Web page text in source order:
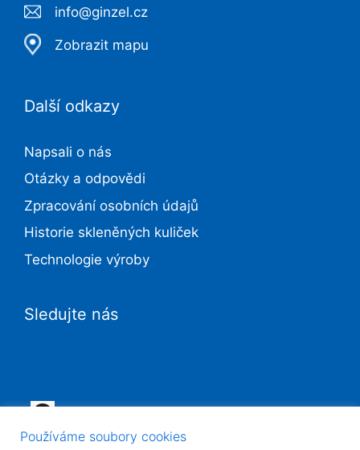
info@ginzel.cz
Zobrazit mapu
Další odkazy
Napsali o nás
Otázky a odpovědi
Zpracování osobních údajů
Historie skleněných kuliček
Technologie výroby
Sledujte nás
Používáme soubory cookies